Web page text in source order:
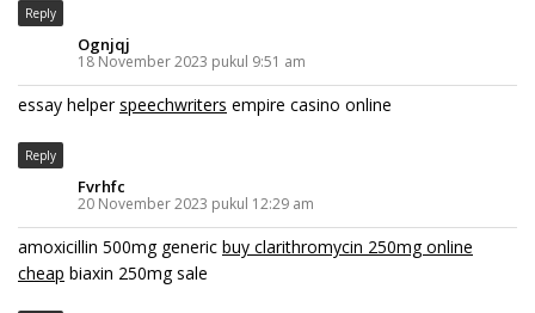
Reply
Ognjqj
18 November 2023 pukul 9:51 am
essay helperspeechwriters empire casino online
Reply
Fvrhfc
20 November 2023 pukul 12:29 am
amoxicillin 500mg generic buy clarithromycin 250mg online
cheap biaxin 250mg sale